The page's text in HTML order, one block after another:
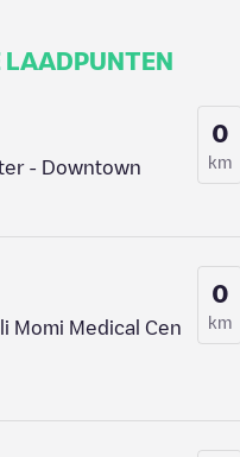
- Downtown
0
km
Momi Medical Cen
0
km